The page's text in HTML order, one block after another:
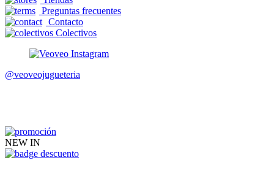
Preguntas frecuentes
Contacto
Colectivos
@veoveojugueteria
NEW IN